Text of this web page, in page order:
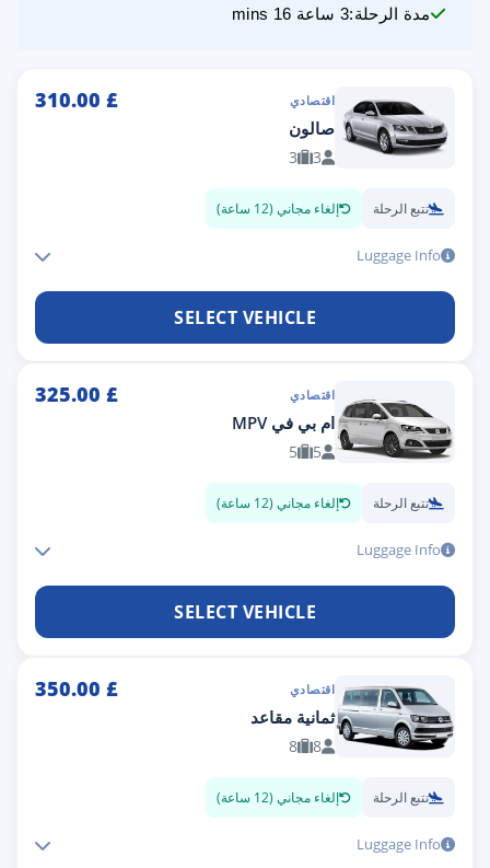
مدة الرحلة:3 ساعة 16 mins
اقتصادي £
310.00
صالون
3
3
تتبع الرحلة إلغاء مجاني (12 ساعة)
Luggage Info
SELECT VEHICLE
اقتصادي £
325.00
ام بي في MPV
5
5
تتبع الرحلة إلغاء مجاني (12 ساعة)
Luggage Info
SELECT VEHICLE
اقتصادي £
350.00
ثمانية مقاعد
8
8
تتبع الرحلة إلغاء مجاني (12 ساعة)
Luggage Info